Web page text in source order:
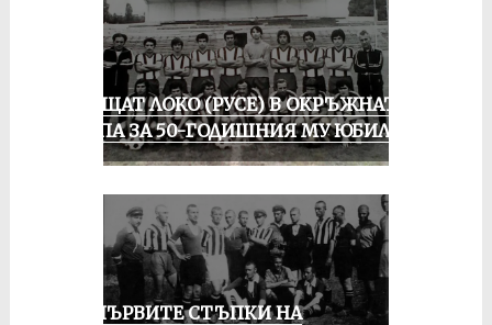
ПРАЩАТ ЛОКО (РУСЕ) В ОКРЪЖНАТА
ГРУПА ЗА 50-ГОДИШНИЯ МУ ЮБИЛЕЙ
ЗА ПЪРВИТЕ СТЪПКИ НА